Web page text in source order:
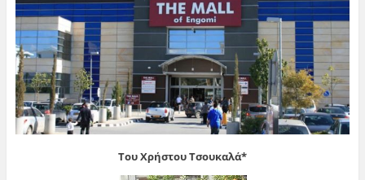
Του Χρήστου Τσουκαλά*